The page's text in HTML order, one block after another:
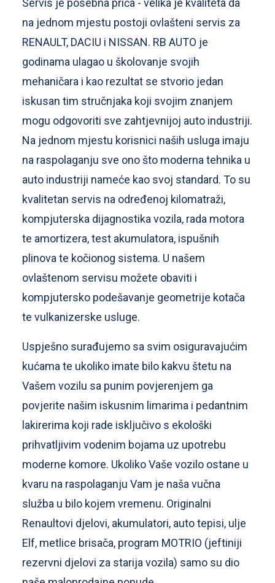
Servis je posebna priča - velika je kvaliteta da
na jednom mjestu postoji ovlašteni servis za
RENAULT, DACIU i NISSAN. RB AUTO je
godinama ulagao u školovanje svojih
mehaničara i kao rezultat se stvorio jedan
iskusan tim stručnjaka koji svojim znanjem
mogu odgovoriti sve zahtjevnijoj auto industriji.
Na jednom mjestu korisnici naših usluga imaju
na raspolaganju sve ono što moderna tehnika u
auto industriji nameće kao svoj standard. To su
kvalitetan servis na određenoj kilomatraži,
kompjuterska dijagnostika vozila, rada motora
te amortizera, test akumulatora, ispušnih
plinova te kočionog sistema. U našem
ovlaštenom servisu možete obaviti i
kompjutersko podešavanje geometrije kotača
te vulkanizerske usluge.
Uspješno surađujemo sa svim osiguravajućim
kućama te ukoliko imate bilo kakvu štetu na
Vašem vozilu sa punim povjerenjem ga
povjerite našim iskusnim limarima i pedantnim
lakirerima koji rade isključivo s ekološki
prihvatljivim vodenim bojama uz upotrebu
moderne komore. Ukoliko Vaše vozilo ostane u
kvaru na raspolaganju Vam je naša vučna
služba u bilo kojem vremenu. Originalni
Renaultovi djelovi, akumulatori, auto tepisi, ulje
Elf, metlice brisača, program MOTRIO (jeftiniji
rezervni djelovi za starija vozila) samo su dio